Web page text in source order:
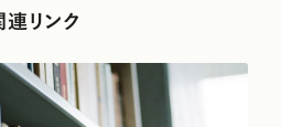
連リンク